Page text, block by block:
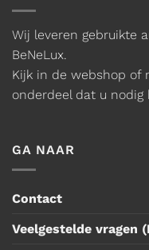
Wij leveren gebruikte
BeNeLux.
Kijk in de webshop of
onderdeel dat u nodig
GA NAAR
Contact
Veelgestelde vragen